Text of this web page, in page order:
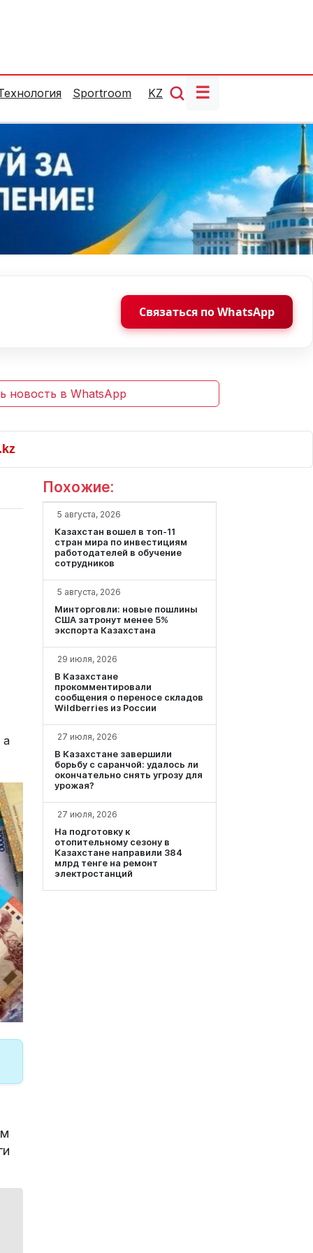
Sportroom KZ ☰
Связаться по WhatsApp
новость в WhatsApp
а
Похожие:
5 августа, 2026
Казахстан вошел в топ-11
стран мира по инвестициям
работодателей в обучение
сотрудников
5 августа, 2026
Минторговли: новые пошлины
США затронут менее 5%
экспорта Казахстана
29 июля, 2026
В Казахстане
прокомментировали
сообщения о переносе складов
Wildberries из России
27 июля, 2026
В Казахстане завершили
борьбу с саранчой: удалось ли
окончательно снять угрозу для
урожая?
27 июля, 2026
На подготовку к
отопительному сезону в
Казахстане направили 384
млрд тенге на ремонт
электростанций